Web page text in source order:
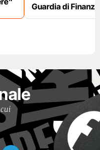
Guardia di Finanza